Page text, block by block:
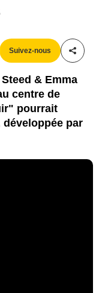
Suivez-nous
& Emma
centre de
pourrait
par